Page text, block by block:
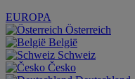
EUROPA
Österreich
België
Schweiz
Česko